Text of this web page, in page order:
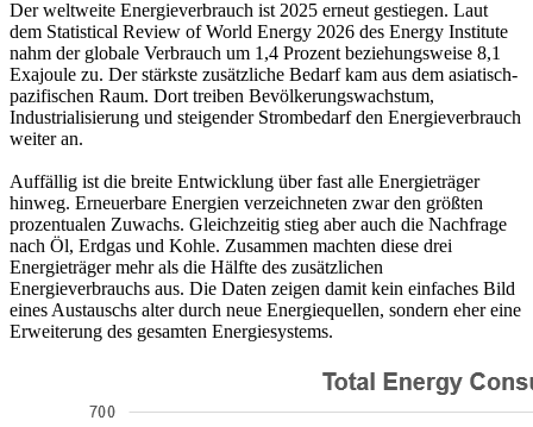
Der weltweite Energieverbrauch ist 2025 erneut gestiegen. Laut
dem Statistical Review of World Energy 2026 des Energy Institute
nahm der globale Verbrauch um 1,4 Prozent beziehungsweise 8,1
Exajoule zu. Der stärkste zusätzliche Bedarf kam aus dem asiatisch-
pazifischen Raum. Dort treiben Bevölkerungswachstum,
Industrialisierung und steigender Strombedarf den Energieverbrauch
weiter an.
Auffällig ist die breite Entwicklung über fast alle Energieträger
hinweg. Erneuerbare Energien verzeichneten zwar den größten
prozentualen Zuwachs. Gleichzeitig stieg aber auch die Nachfrage
nach Öl, Erdgas und Kohle. Zusammen machten diese drei
Energieträger mehr als die Hälfte des zusätzlichen
Energieverbrauchs aus. Die Daten zeigen damit kein einfaches Bild
eines Austauschs alter durch neue Energiequellen, sondern eher eine
Erweiterung des gesamten Energiesystems.